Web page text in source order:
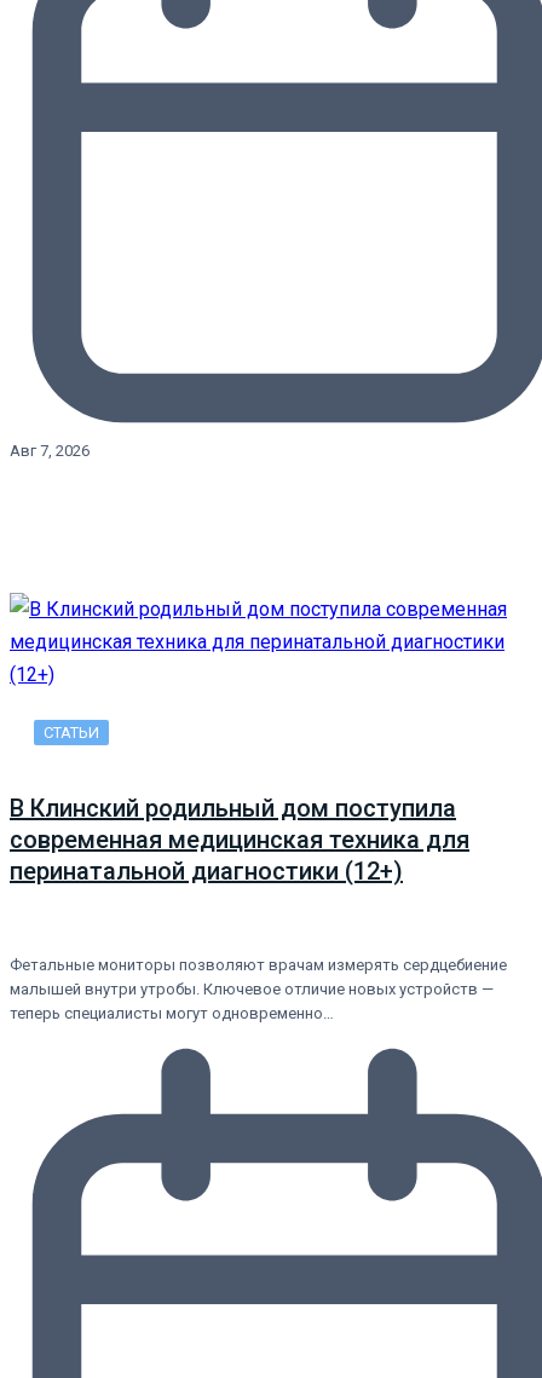
Авг 7, 2026
СТАТЬИ
В Клинский родильный дом поступила
современная медицинская техника для
перинатальной диагностики (12+)
Фетальные мониторы позволяют врачам измерять сердцебиение
малышей внутри утробы. Ключевое отличие новых устройств —
теперь специалисты могут одновременно…